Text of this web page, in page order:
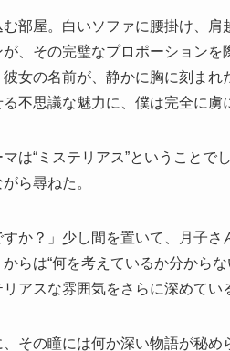
部屋。白いソファに腰掛け、
、その完璧なプロポーション
女の名前が、静かに胸に刻ま
不思議な魅力に、僕は完全に虜
マは“ミステリアス”ということ
ら尋ねた。
か？」少し間を置いて、月子
らは“何を考えているか分から
アスな雰囲気をさらに深めてい
、その瞳には何か深い物語が秘